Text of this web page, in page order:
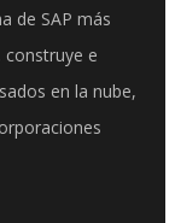
de SAP más
construye e
​​en la nube,